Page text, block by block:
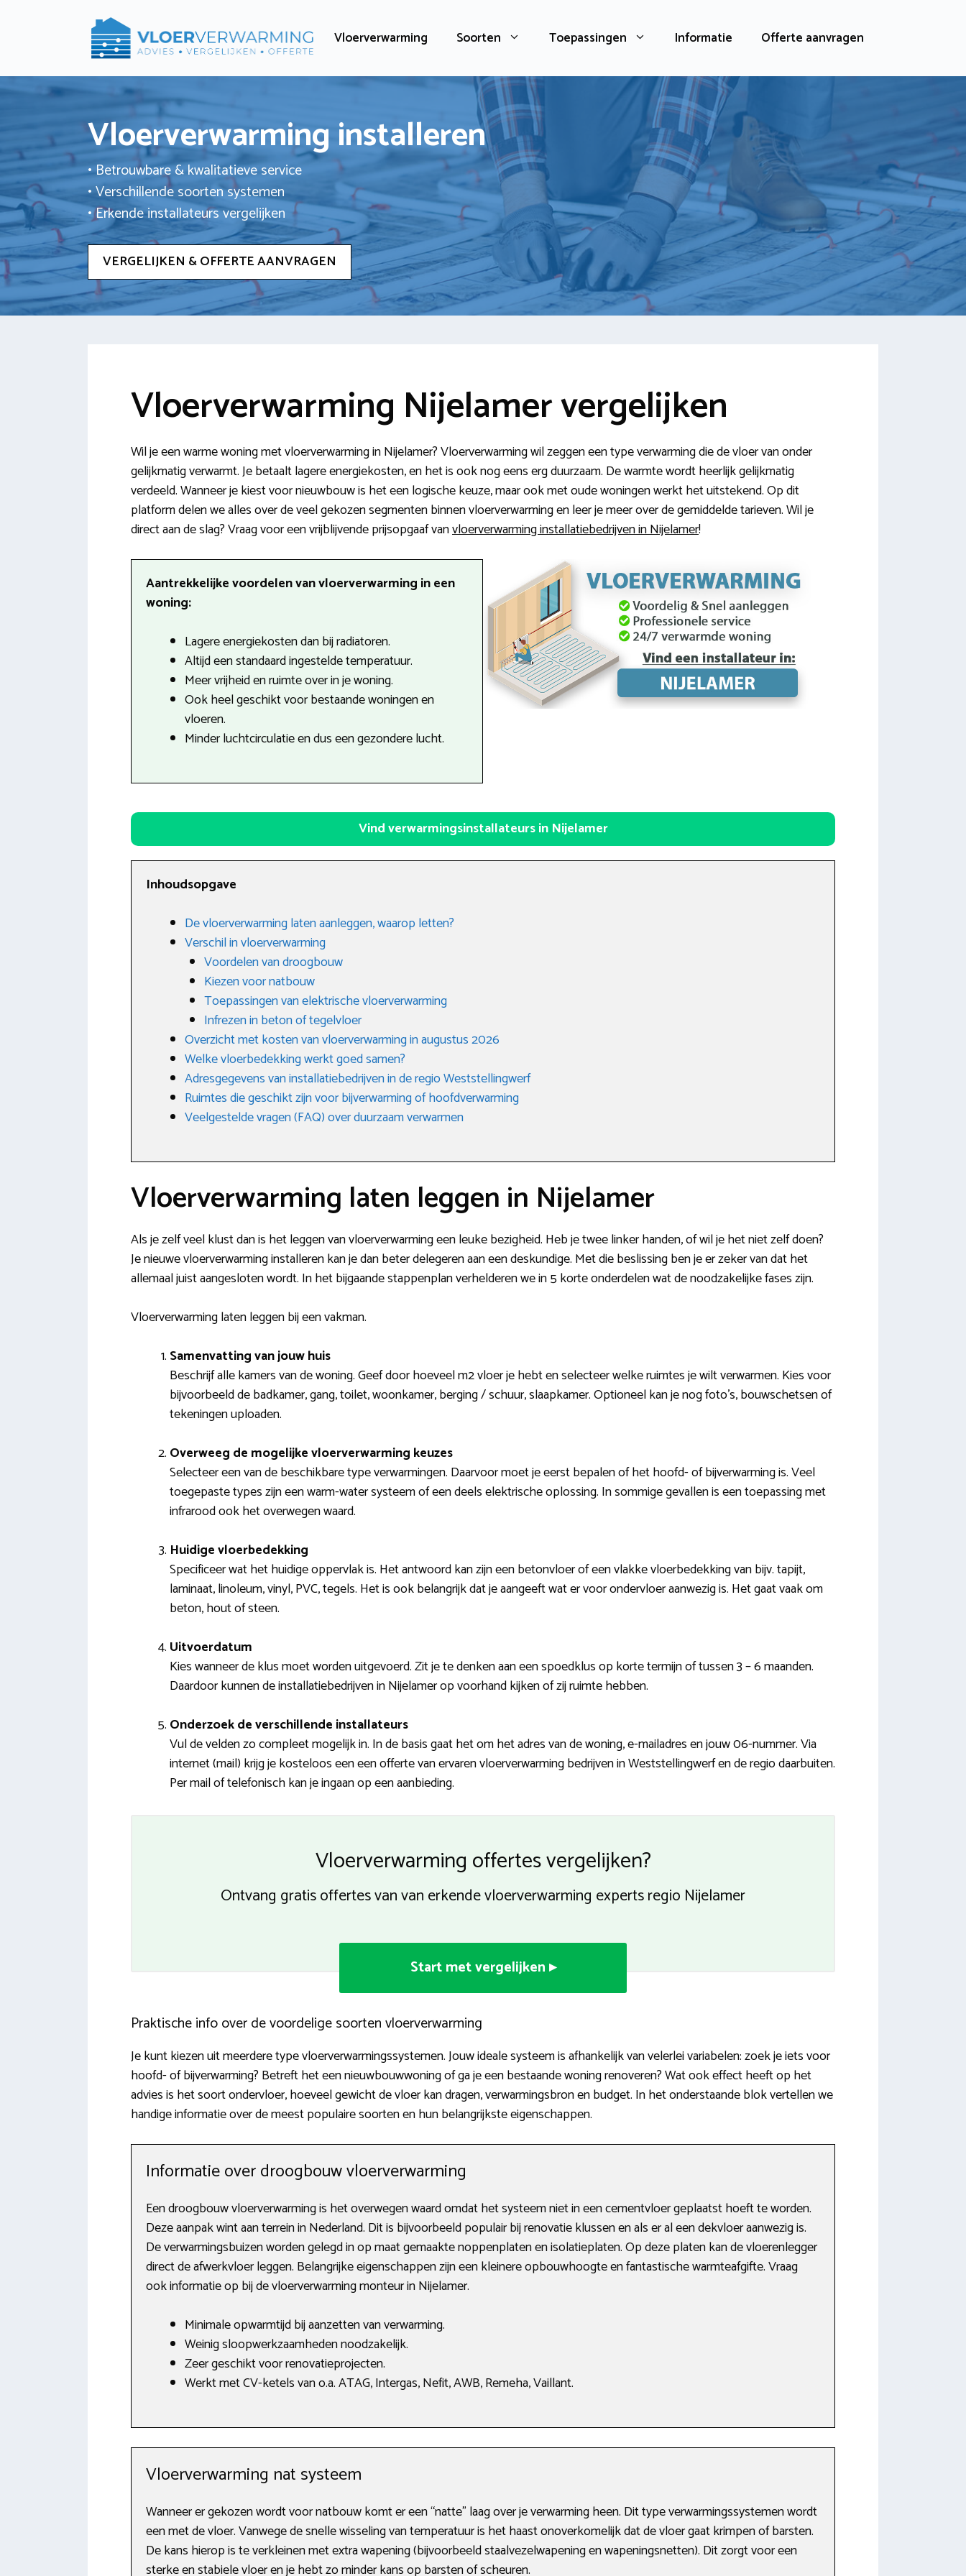
Vloerverwarming Soorten Toepassingen Informatie Offerte aanvragen
Vloerverwarming installeren
• Betrouwbare & kwalitatieve service
• Verschillende soorten systemen
• Erkende installateurs vergelijken
VERGELIJKEN & OFFERTE AANVRAGEN
Vloerverwarming Nijelamer vergelijken
Wil je een warme woning met vloerverwarming in Nijelamer? Vloerverwarming wil zeggen een type verwarming die de vloer van onder
gelijkmatig verwarmt. Je betaalt lagere energiekosten, en het is ook nog eens erg duurzaam. De warmte wordt heerlijk gelijkmatig
verdeeld. Wanneer je kiest voor nieuwbouw is het een logische keuze, maar ook met oude woningen werkt het uitstekend. Op dit
platform delen we alles over de veel gekozen segmenten binnen vloerverwarming en leer je meer over de gemiddelde tarieven. Wil je
direct aan de slag? Vraag voor een vrijblijvende prijsopgaaf vanvloerverwarming installatiebedrijven in Nijelamer!
Aantrekkelijke voordelen van vloerverwarming in een
woning:
Lagere energiekosten dan bij radiatoren.
Altijd een standaard ingestelde temperatuur.
Meer vrijheid en ruimte over in je woning.
Ook heel geschikt voor bestaande woningen en
vloeren.
Minder luchtcirculatie en dus een gezondere lucht.
Vind verwarmingsinstallateurs in Nijelamer
Inhoudsopgave
De vloerverwarming laten aanleggen, waarop letten?
Verschil in vloerverwarming
Voordelen van droogbouw
Kiezen voor natbouw
Toepassingen van elektrische vloerverwarming
Infrezen in beton of tegelvloer
Overzicht met kosten van vloerverwarming in augustus 2026
Welke vloerbedekking werkt goed samen?
Adresgegevens van installatiebedrijven in de regio Weststellingwerf
Ruimtes die geschikt zijn voor bijverwarming of hoofdverwarming
Veelgestelde vragen (FAQ) over duurzaam verwarmen
Vloerverwarming laten leggen in Nijelamer
Als je zelf veel klust dan is het leggen van vloerverwarming een leuke bezigheid. Heb je twee linker handen, of wil je het niet zelf doen?
Je nieuwe vloerverwarming installeren kan je dan beter delegeren aan een deskundige. Met die beslissing ben je er zeker van dat het
allemaal juist aangesloten wordt. In het bijgaande stappenplan verhelderen we in 5 korte onderdelen wat de noodzakelijke fases zijn.
Vloerverwarming laten leggen bij een vakman.
Samenvatting van jouw huis
Beschrijf alle kamers van de woning. Geef door hoeveel m2 vloer je hebt en selecteer welke ruimtes je wilt verwarmen. Kies voor
bijvoorbeeld de badkamer, gang, toilet, woonkamer, berging / schuur, slaapkamer. Optioneel kan je nog foto’s, bouwschetsen of
tekeningen uploaden.
Overweeg de mogelijke vloerverwarming keuzes
Selecteer een van de beschikbare type verwarmingen. Daarvoor moet je eerst bepalen of het hoofd- of bijverwarming is. Veel
toegepaste types zijn een warm-water systeem of een deels elektrische oplossing. In sommige gevallen is een toepassing met
infrarood ook het overwegen waard.
Huidige vloerbedekking
Specificeer wat het huidige oppervlak is. Het antwoord kan zijn een betonvloer of een vlakke vloerbedekking van bijv. tapijt,
laminaat, linoleum, vinyl, PVC, tegels. Het is ook belangrijk dat je aangeeft wat er voor ondervloer aanwezig is. Het gaat vaak om
beton, hout of steen.
Uitvoerdatum
Kies wanneer de klus moet worden uitgevoerd. Zit je te denken aan een spoedklus op korte termijn of tussen 3 – 6 maanden.
Daardoor kunnen de installatiebedrijven in Nijelamer op voorhand kijken of zij ruimte hebben.
Onderzoek de verschillende installateurs
Vul de velden zo compleet mogelijk in. In de basis gaat het om het adres van de woning, e-mailadres en jouw 06-nummer. Via
internet (mail) krijg je kosteloos een een offerte van ervaren vloerverwarming bedrijven in Weststellingwerf en de regio daarbuiten.
Per mail of telefonisch kan je ingaan op een aanbieding.
Vloerverwarming offertes vergelijken?
Ontvang gratis offertes van van erkende vloerverwarming experts regio Nijelamer
Start met vergelijken ▸
Praktische info over de voordelige soorten vloerverwarming
Je kunt kiezen uit meerdere type vloerverwarmingssystemen. Jouw ideale systeem is afhankelijk van velerlei variabelen: zoek je iets voor
hoofd- of bijverwarming? Betreft het een nieuwbouwwoning of ga je een bestaande woning renoveren? Wat ook effect heeft op het
advies is het soort ondervloer, hoeveel gewicht de vloer kan dragen, verwarmingsbron en budget. In het onderstaande blok vertellen we
handige informatie over de meest populaire soorten en hun belangrijkste eigenschappen.
Informatie over droogbouw vloerverwarming
Een droogbouw vloerverwarming is het overwegen waard omdat het systeem niet in een cementvloer geplaatst hoeft te worden.
Deze aanpak wint aan terrein in Nederland. Dit is bijvoorbeeld populair bij renovatie klussen en als er al een dekvloer aanwezig is.
De verwarmingsbuizen worden gelegd in op maat gemaakte noppenplaten en isolatieplaten. Op deze platen kan de vloerenlegger
direct de afwerkvloer leggen. Belangrijke eigenschappen zijn een kleinere opbouwhoogte en fantastische warmteafgifte. Vraag
ook informatie op bij de vloerverwarming monteur in Nijelamer.
Minimale opwarmtijd bij aanzetten van verwarming.
Weinig sloopwerkzaamheden noodzakelijk.
Zeer geschikt voor renovatieprojecten.
Werkt met CV-ketels van o.a. ATAG, Intergas, Nefit, AWB, Remeha, Vaillant.
Vloerverwarming nat systeem
Wanneer er gekozen wordt voor natbouw komt er een “natte” laag over je verwarming heen. Dit type verwarmingssystemen wordt
een met de vloer. Vanwege de snelle wisseling van temperatuur is het haast onoverkomelijk dat de vloer gaat krimpen of barsten.
De kans hierop is te verkleinen met extra wapening (bijvoorbeeld staalvezelwapening en wapeningsnetten). Dit zorgt voor een
sterke en stabiele vloer en je hebt zo minder kans op barsten of scheuren.